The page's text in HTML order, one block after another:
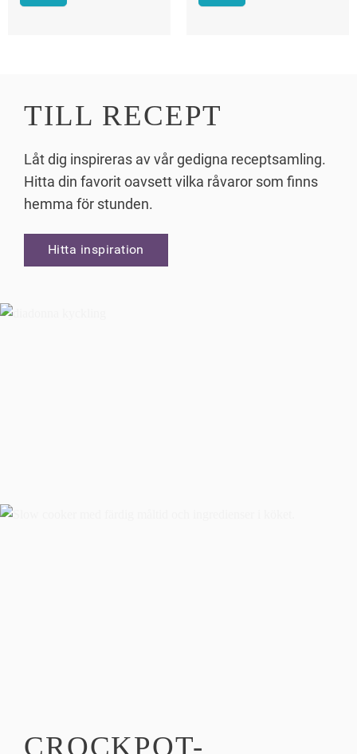
TILL RECEPT
Låt dig inspireras av vår gedigna receptsamling.
Hitta din favorit oavsett vilka råvaror som finns
hemma för stunden.
Hitta inspiration
CROCKPOT-